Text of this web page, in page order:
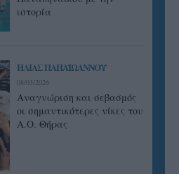
ιστορία
ΗΛΙΑΣ ΠΑΠΑΪΩΑΝΝΟΥ
08/03/2026
Αναγνώριση και σεβασμός
οι σημαντικότερες νίκες του
Α.Ο. Θήρας